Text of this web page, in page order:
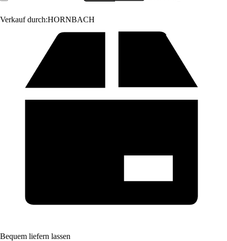
Verkauf durch:HORNBACH
Bequem liefern lassen